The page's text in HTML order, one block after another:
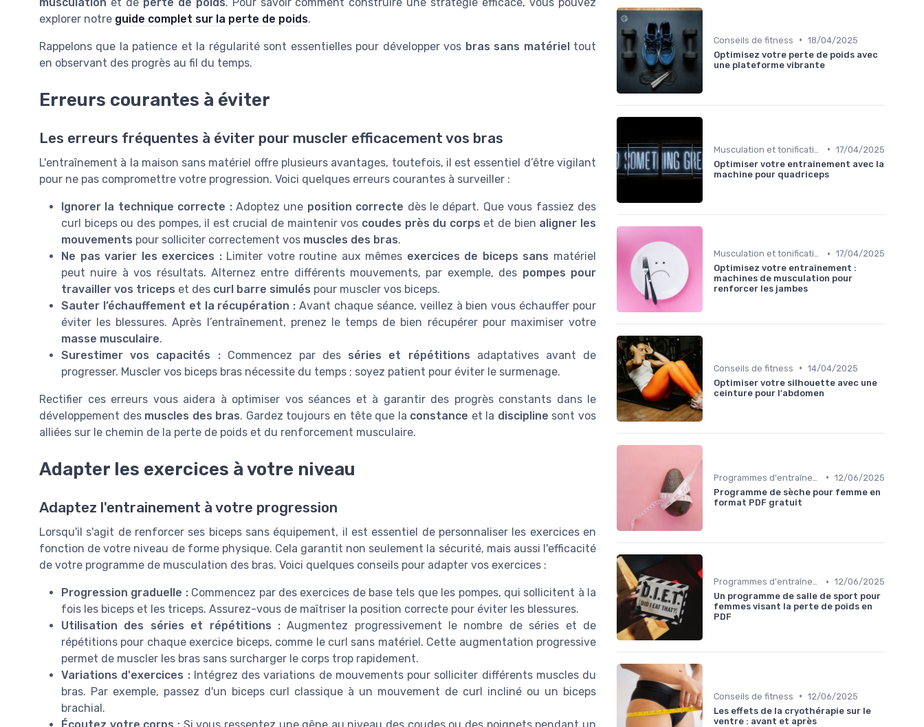
explorer notre guide complet sur la perte de poids.
Rappelons que la patience et la régularité sont essentielles pour développer vos bras sans matérieltout
en observant des progrès au fil du temps.
Erreurs courantes à éviter
Les erreurs fréquentes à éviter pour muscler efficacement vos bras
L'entraînement à la maison sans matériel offre plusieurs avantages, toutefois, il est essentiel d’être vigilant
pour ne pas compromettre votre progression. Voici quelques erreurs courantes à surveiller :
Ignorer la technique correcte :Adoptez une position correcte dès le départ. Que vous fassiez des
curl biceps ou des pompes, il est crucial de maintenir vos coudes près du corps et de bien aligner les
mouvements pour solliciter correctement vos muscles des bras.
Ne pas varier les exercices :Limiter votre routine aux mêmes exercices de biceps sans matériel
peut nuire à vos résultats. Alternez entre différents mouvements, par exemple, des pompes pour
travailler vos triceps et des curl barre simulés pour muscler vos biceps.
Sauter l’échauffement et la récupération : Avant chaque séance, veillez à bien vous échauffer pour
éviter les blessures. Après l’entraînement, prenez le temps de bien récupérer pour maximiser votre
masse musculaire.
Surestimer vos capacités :Commencez par des séries et répétitions adaptatives avant de
progresser. Muscler vos biceps bras nécessite du temps ; soyez patient pour éviter le surmenage.
Rectifier ces erreurs vous aidera à optimiser vos séances et à garantir des progrès constants dans le
développement des muscles des bras. Gardez toujours en tête que la constance et la discipline sont vos
alliées sur le chemin de la perte de poids et du renforcement musculaire.
Adapter les exercices à votre niveau
Adaptez l'entrainement à votre progression
Lorsqu'il s'agit de renforcer ses biceps sans équipement, il est essentiel de personnaliser les exercices en
fonction de votre niveau de forme physique. Cela garantit non seulement la sécurité, mais aussi l'efficacité
de votre programme de musculation des bras. Voici quelques conseils pour adapter vos exercices :
Progression graduelle :Commencez par des exercices de base tels que les pompes, qui sollicitent à la
fois les biceps et les triceps. Assurez-vous de maîtriser la position correcte pour éviter les blessures.
Utilisation des séries et répétitions :Augmentez progressivement le nombre de séries et de
répétitions pour chaque exercice biceps, comme le curl sans matériel. Cette augmentation progressive
permet de muscler les bras sans surcharger le corps trop rapidement.
Variations d'exercices :Intégrez des variations de mouvements pour solliciter différents muscles du
bras. Par exemple, passez d'un biceps curl classique à un mouvement de curl incliné ou un biceps
brachial.
Conseils de fitness • 18/04/2025
Optimisez votre perte de poids avec
une plateforme vibrante
• 17/04/2025
Optimiser votre entraînement avec la
machine pour quadriceps
Musculation et tonification • 17/04/2025
Optimisez votre entraînement :
machines de musculation pour
renforcer les jambes
Conseils de fitness • 14/04/2025
Optimiser votre silhouette avec une
ceinture pour l'abdomen
• 12/06/2025
Programme de sèche pour femme en
format PDF gratuit
Programmes d'entraînement • 12/06/2025
Un programme de salle de sport pour
femmes visant la perte de poids en
PDF
Conseils de fitness • 12/06/2025
Les effets de la cryothérapie sur le
ventre : avant et après